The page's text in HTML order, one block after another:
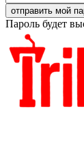
Пароль будет